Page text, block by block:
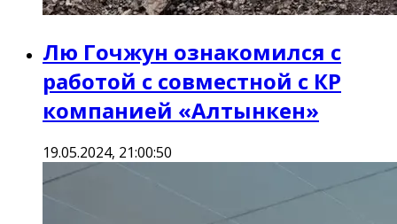
Лю Гочжун ознакомился с
работой c совместной с КР
компанией «Алтынкен»
19.05.2024, 21:00:50